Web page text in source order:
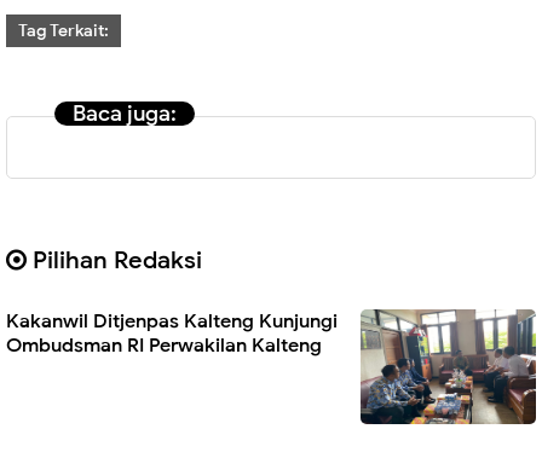
Tag Terkait:
Baca juga:
Pilihan Redaksi
Kakanwil Ditjenpas Kalteng Kunjungi
Ombudsman RI Perwakilan Kalteng